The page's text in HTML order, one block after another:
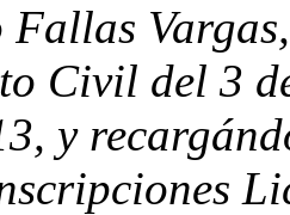
Civil del 3
y